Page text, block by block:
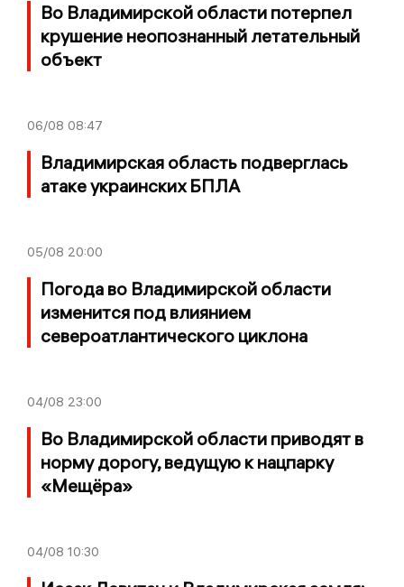
Во Владимирской области потерпел
крушение неопознанный летательный
объект
06/08 08:47
Владимирская область подверглась
атаке украинских БПЛА
05/08 20:00
Погода во Владимирской области
изменится под влиянием
североатлантического циклона
04/08 23:00
Во Владимирской области приводят в
норму дорогу, ведущую к нацпарку
«Мещёра»
04/08 10:30